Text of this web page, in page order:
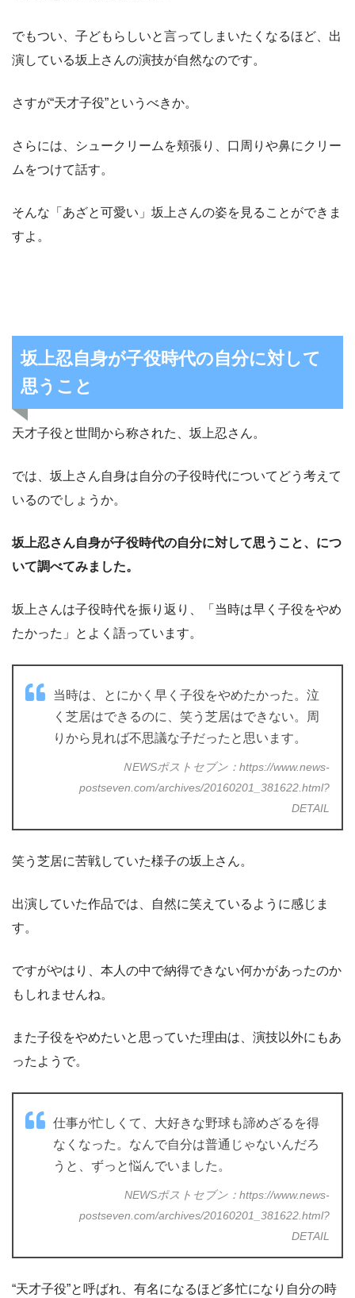
でもつい、子どもらしいと言ってしまいたくなるほど、出
演している坂上さんの演技が自然なのです。
さすが“天才子役”というべきか。
さらには、シュークリームを頬張り、口周りや鼻にクリー
ムをつけて話す。
そんな「あざと可愛い」坂上さんの姿を見ることができま
すよ。
坂上忍自身が子役時代の自分に対して
思うこと
天才子役と世間から称された、坂上忍さん。
では、坂上さん自身は自分の子役時代についてどう考えて
いるのでしょうか。
坂上忍さん自身が子役時代の自分に対して思うこと、につ
いて調べてみました。
坂上さんは子役時代を振り返り、「当時は早く子役をやめ
たかった」とよく語っています。
当時は、とにかく早く子役をやめたかった。泣
く芝居はできるのに、笑う芝居はできない。周
りから見れば不思議な子だったと思います。
ＮEWSポストセブン：https://www.news-
postseven.com/archives/20160201_381622.html?
DETAIL
笑う芝居に苦戦していた様子の坂上さん。
出演していた作品では、自然に笑えているように感じま
す。
ですがやはり、本人の中で納得できない何かがあったのか
もしれませんね。
また子役をやめたいと思っていた理由は、演技以外にもあ
ったようで。
仕事が忙しくて、大好きな野球も諦めざるを得
なくなった。なんで自分は普通じゃないんだろ
うと、ずっと悩んでいました。
NEWSポストセブン：https://www.news-
postseven.com/archives/20160201_381622.html?
DETAIL
“天才子役”と呼ばれ、有名になるほど多忙になり自分の時